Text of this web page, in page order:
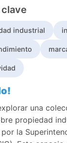
industrial
una
propiedad
la